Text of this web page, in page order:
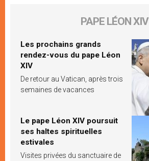
PAPE LÉON XIV
Les prochains grands
rendez-vous du pape Léon
XIV
De retour au Vatican, après trois
semaines de vacances
Le pape Léon XIV poursuit
ses haltes spirituelles
estivales
Visites privées du sanctuaire de